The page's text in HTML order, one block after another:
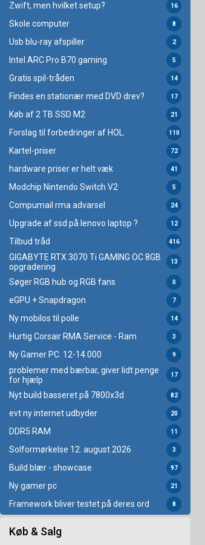
Zwift, men hvilket setup? 16
Skole computer 8
Usb blu-ray afspiller 2
Intel ARC Pro B70 gaming 5
Gratis spil-tråden 14
Findes en stationær med DVD drev? 17
Køb af 2 TB SSD M2 21
Forslag til forbedringer af HOL. 110
Kartel-priser 72
hardware priser er helt væk 41
Modchip Nintendo Switch V2 5
Compumail rma advarsel 24
Upgrade af ssd på lenovo laptop ? 12
Tilbud tråd 416
GIGABYTE RTX 3070 Ti GAMING OC 8GB
opgradering
13
Søger RGB hub og RGB fans 0
eGPU + Snapdragon 7
Ny mobilos til polle 14
Hurtig Corsair RMA Service - Ram 3
Ny Gamer PC. 12-14.000 9
problemer med bærbar, giver lidt penge
for hjælp
17
Nyt build basseret på 7800x3d 82
evt ny internet udbyder 20
DDR5 RAM 11
Solformørkelse 12. august 2026 3
Build blær - showcase 97
Ny gamer pc 21
Framework bliver testet på deres ord 8
Køb & Salg